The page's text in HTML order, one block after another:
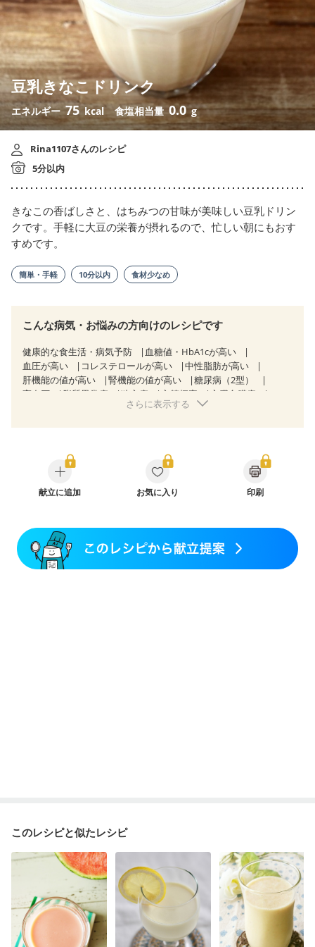
豆乳きなこドリンク
エネルギー 75 kcal 食塩相当量0.0 g
Rina1107さんのレシピ
5分以内
きなこの香ばしさと、はちみつの甘味が美味しい豆乳ドリン
クです。手軽に大豆の栄養が摂れるので、忙しい朝にもおす
すめです。
簡単・手軽 10分以内 食材少なめ
こんな病気・お悩みの方向けのレシピです
健康的な食生活・病気予防
血糖値・HbA1cが高い
血圧が高い
コレステロールが高い
中性脂肪が高い
肝機能の値が高い
腎機能の値が高い
糖尿病（2型）
高血圧
脂質異常症 狭心症 心筋梗塞
心臓弁膜症
胃ポリープ 逆流性食道炎
CKD（ステージ２）
乳がん（抗がん剤治療中）
乳がん（ホルモン療法中）
乳がん（放射線治療中）
乳がん治療を終えた方・経過観察中の方など
食欲がない
骨折
骨粗しょう症
フレイル（年齢に合わせた体作り）
貧血対策
ニキビ・肌荒れ
さらに表示する
献立に追加 お気に入り 印刷
このレシピと似たレシピ